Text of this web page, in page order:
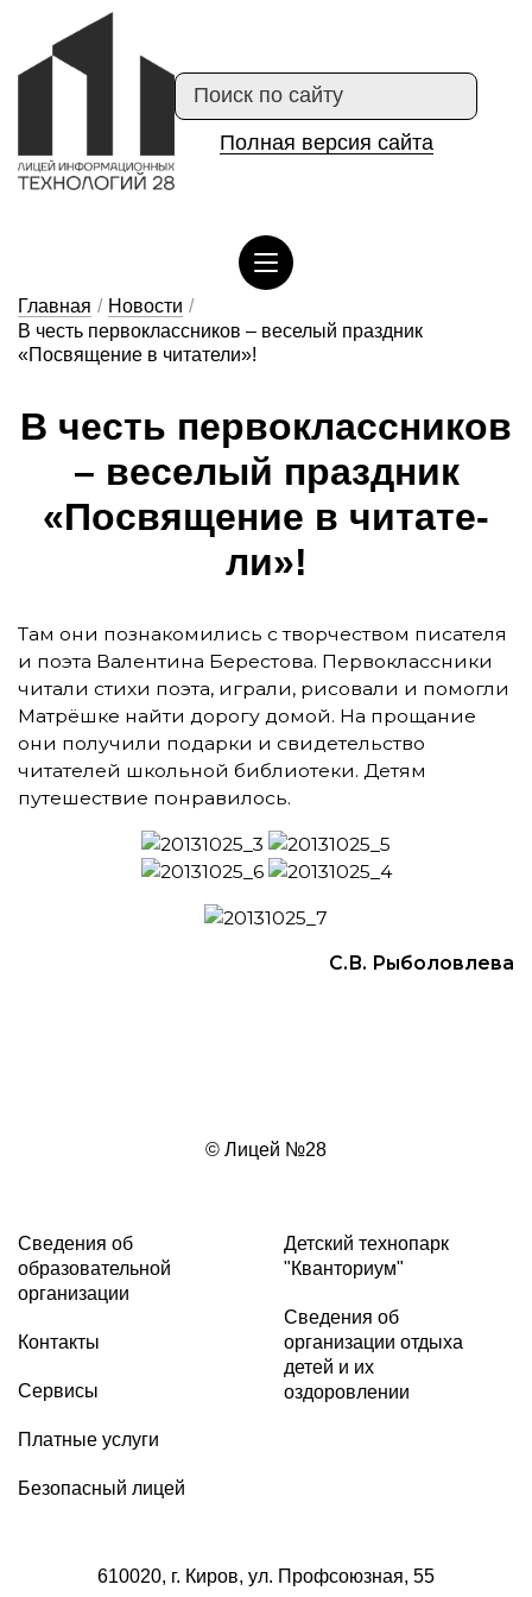
Полная версия сайта
Главная / Новости /
В честь первоклассников – веселый праздник
«Посвящение в читатели»!
В честь пер­воклас­сни­ков
– ве­се­лый праз­дник
«Пос­вя­ще­ние в чи­та­те­
ли»!
Там они познакомились с творчеством писателя
и поэта Валентина Берестова. Первоклассники
читали стихи поэта, играли, рисовали и помогли
Матрёшке найти дорогу домой. На прощание
они получили подарки и свидетельство
читателей школьной библиотеки. Детям
путешествие понравилось.
С.В. Рыболовлева
© Лицей №28
Сведения об
образовательной
организации
Контакты
Сервисы
Платные услуги
Безопасный лицей
Детский технопарк
"Кванториум"
Сведения об
организации отдыха
детей и их
оздоровлении
610020, г. Киров, ул. Профсоюзная, 55